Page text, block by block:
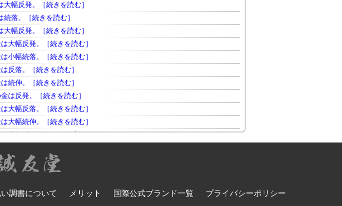
幅反発。［続きを読む］
落。［続きを読む］
幅反発。［続きを読む］
大幅反発。［続きを読む］
小幅続落。［続きを読む］
反落。［続きを読む］
続伸。［続きを読む］
は反発。［続きを読む］
大幅反落。［続きを読む］
大幅続伸。［続きを読む］
大幅反発。［続きを読む］
大幅続落。［続きを読む］
反落。［続きを読む］
大幅続落。［続きを読む］
調書について メリット 国際公式ブランド一覧 プライバシーポリシー